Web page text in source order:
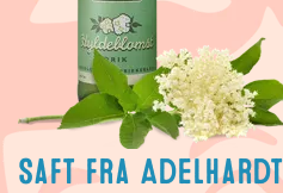
Saft fra Adelhardt